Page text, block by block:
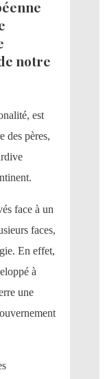
notre
est
des pères,
face à un
faces,
En effet,
à
une